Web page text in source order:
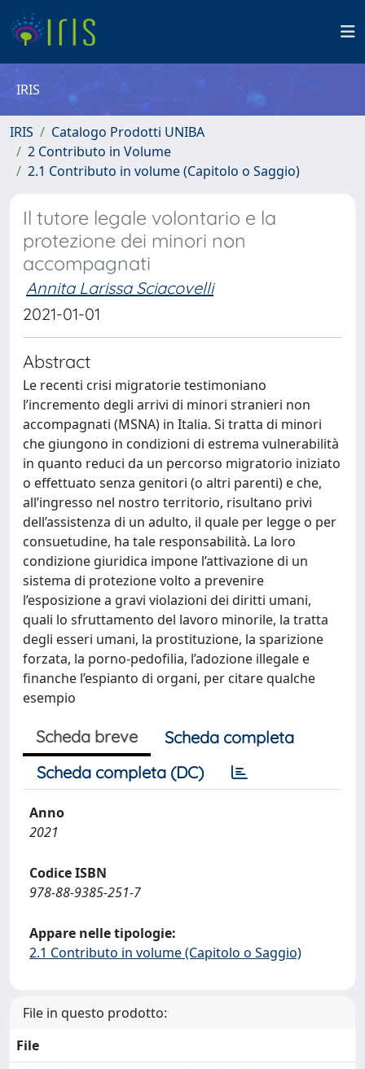
IRIS
IRIS
Catalogo Prodotti UNIBA
2 Contributo in Volume
2.1 Contributo in volume (Capitolo o Saggio)
Il tutore legale volontario e la
protezione dei minori non
accompagnati
Annita Larissa Sciacovelli
2021-01-01
Abstract
Le recenti crisi migratorie testimoniano
l’incremento degli arrivi di minori stranieri non
accompagnati (MSNA) in Italia. Si tratta di minori
che giungono in condizioni di estrema vulnerabilità
in quanto reduci da un percorso migratorio iniziato
o effettuato senza genitori (o altri parenti) e che,
all’ingresso nel nostro territorio, risultano privi
dell’assistenza di un adulto, il quale per legge o per
consuetudine, ha tale responsabilità. La loro
condizione giuridica impone l’attivazione di un
sistema di protezione volto a prevenire
l’esposizione a gravi violazioni dei diritti umani,
quali lo sfruttamento del lavoro minorile, la tratta
degli esseri umani, la prostituzione, la sparizione
forzata, la porno-pedofilia, l’adozione illegale e
finanche l’espianto di organi, per citare qualche
esempio
Scheda breve
Scheda completa
Scheda completa (DC)
Anno
2021
Codice ISBN
978-88-9385-251-7
Appare nelle tipologie:
2.1 Contributo in volume (Capitolo o Saggio)
File in questo prodotto:
File